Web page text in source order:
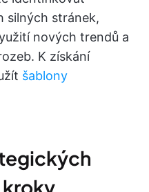
silných stránek,
nových trendů a
K získání
šablony